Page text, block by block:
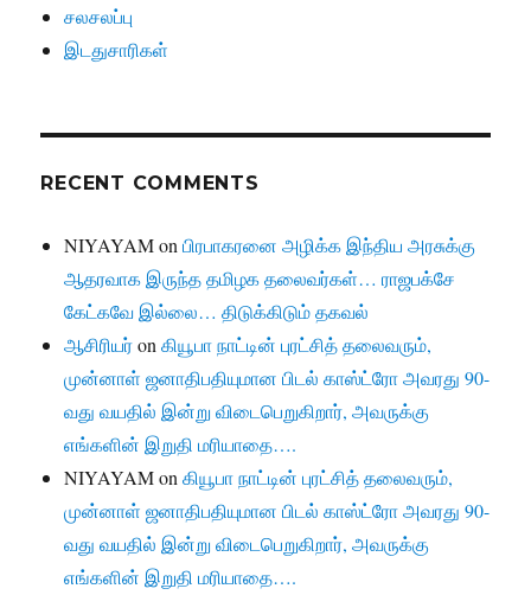
சலசலப்பு
இடதுசாரிகள்
RECENT COMMENTS
NIYAYAMonபிரபாகரனை அழிக்க இந்திய அரசுக்கு
ஆதரவாக இருந்த தமிழக தலைவர்கள்… ராஜபக்சே
கேட்கவே இல்லை… திடுக்கிடும் தகவல்
ஆசிரியர்onகியூபா நாட்டின் புரட்சித் தலைவரும்,
முன்னாள் ஜனாதிபதியுமான பிடல் காஸ்ட்ரோ அவரது 90-
வது வயதில் இன்று விடைபெறுகிறார், அவருக்கு
எங்களின் இறுதி மரியாதை….
NIYAYAMonகியூபா நாட்டின் புரட்சித் தலைவரும்,
முன்னாள் ஜனாதிபதியுமான பிடல் காஸ்ட்ரோ அவரது 90-
வது வயதில் இன்று விடைபெறுகிறார், அவருக்கு
எங்களின் இறுதி மரியாதை….